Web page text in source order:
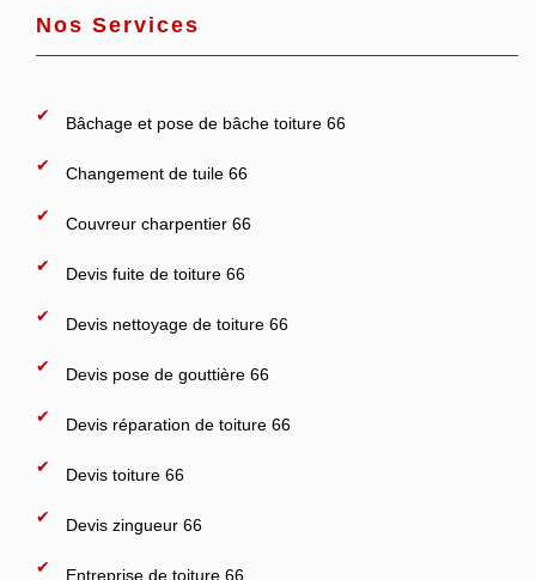
Nos Services
Bâchage et pose de bâche toiture 66
Changement de tuile 66
Couvreur charpentier 66
Devis fuite de toiture 66
Devis nettoyage de toiture 66
Devis pose de gouttière 66
Devis réparation de toiture 66
Devis toiture 66
Devis zingueur 66
Entreprise de toiture 66